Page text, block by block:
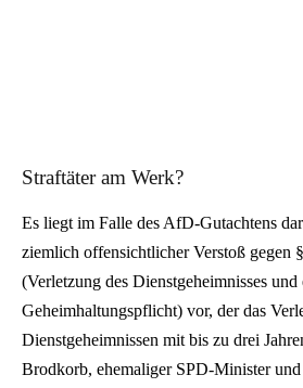
Straftäter am Werk?
Es liegt im Falle des AfD-Gutachtens
ziemlich offensichtlicher Verstoß gegen
(Verletzung des Dienstgeheimnisses und
Geheimhaltungspflicht) vor, der das
Dienstgeheimnissen mit bis zu drei
Brodkorb, ehemaliger SPD-Minister und